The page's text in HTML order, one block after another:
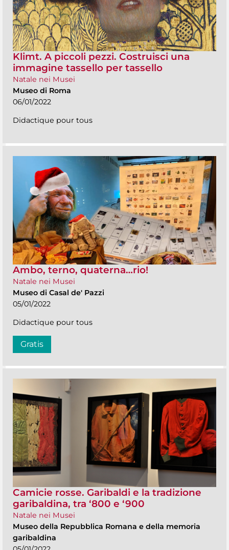
Klimt. A piccoli pezzi. Costruisci una
immagine tassello per tassello
Natale nei Musei
Museo di Roma
06/01/2022
Didactique pour tous
Ambo, terno, quaterna…rio!
Natale nei Musei
Museo di Casal de' Pazzi
05/01/2022
Didactique pour tous
Gratis
Camicie rosse. Garibaldi e la tradizione
garibaldina, tra ‘800 e ‘900
Natale nei Musei
Museo della Repubblica Romana e della memoria
garibaldina